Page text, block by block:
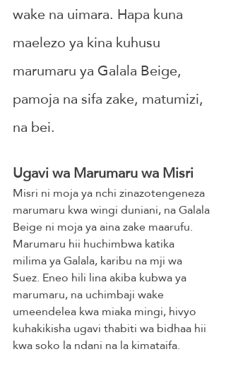
wake na uimara. Hapa kuna
maelezo ya kina kuhusu
marumaru ya Galala Beige,
pamoja na sifa zake, matumizi,
na bei.
Ugavi wa Marumaru wa Misri
Misri ni moja ya nchi zinazotengeneza
marumaru kwa wingi duniani, na Galala
Beige ni moja ya aina zake maarufu.
Marumaru hii huchimbwa katika
milima ya Galala, karibu na mji wa
Suez. Eneo hili lina akiba kubwa ya
marumaru, na uchimbaji wake
umeendelea kwa miaka mingi, hivyo
kuhakikisha ugavi thabiti wa bidhaa hii
kwa soko la ndani na la kimataifa.